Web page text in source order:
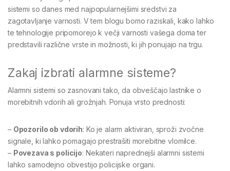
sistemi so danes med najpopularnejšimi sredstvi za
zagotavljanje varnosti. V tem blogu bomo raziskali, kako lahko
te tehnologije pripomorejo k večji varnosti vašega doma ter
predstavili različne vrste in možnosti, ki jih ponujajo na trgu.
Zakaj izbrati alarmne sisteme?
Alarmni sistemi so zasnovani tako, da obveščajo lastnike o
morebitnih vdorih ali grožnjah. Ponuja vrsto prednosti:
– Opozorilo ob vdorih: Ko je alarm aktiviran, sproži zvočne
signale, ki lahko pomagajo prestrašiti morebitne vlomilce.
– Povezava s policijo: Nekateri naprednejši alarmni sistemi
lahko samodejno obvestijo policijske organi.